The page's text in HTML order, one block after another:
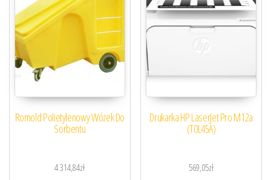
Romold Polietylenowy Wózek Do
Sorbentu
4 314,84zł
Drukarka HP LaserJet Pro M12a
(T0L45A)
569,05zł